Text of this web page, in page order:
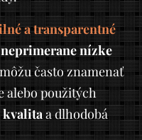
a transparentné
nízke
často znamenať
alebo použitých
kvalitaa dlhodobá